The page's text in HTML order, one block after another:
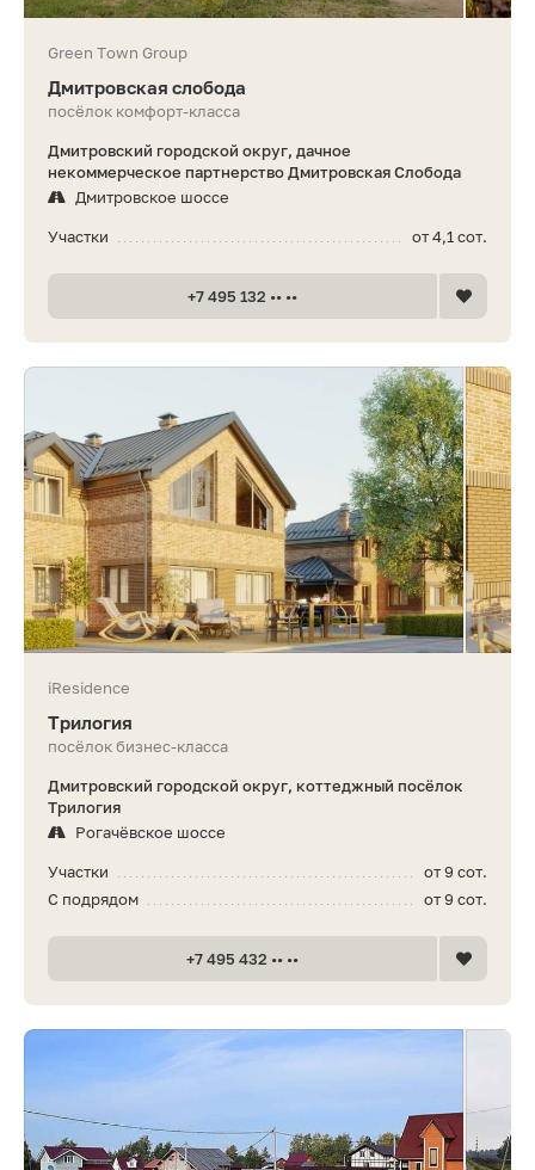
Green Town Group
Дмитровская слобода
посёлок комфорт-класса
Дмитровский городской округ, дачное
некоммерческое партнерство Дмитровская Слобода
Дмитровское шоссе
от 4,1 сот.
Участки
+7 495 132 •• ••
iResidence
Трилогия
посёлок бизнес-класса
Дмитровский городской округ, коттеджный посёлок
Трилогия
Рогачёвское шоссе
от 9 сот.
Участки
от 9 сот.
С подрядом
+7 495 432 •• ••